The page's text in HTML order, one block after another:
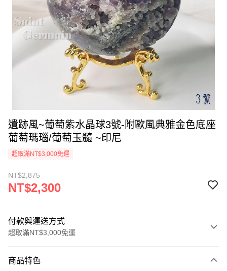
遺跡風~葡萄紫水晶球3號-附歐風典雅金色底座
葡萄瑪瑙/葡萄玉髓 ~印尼
超取滿NT$3,000免運
NT$2,875
NT$2,300
付款與運送方式
超取滿NT$3,000免運
信用卡一次付款
商品特色